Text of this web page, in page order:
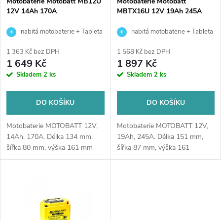
p
r
o
d
u
k
t
p
r
o
d
u
k
12V 14Ah 170A
nabitá motobaterie + Tableta
výkup staré baterie při doručení
nebo v prodejně Jinočany
1 363 Kč bez DPH
1 649 Kč
Skladem 2 ks
DO KOŠÍKU
Motobaterie MOTOBATT 12V,
14Ah, 170A. Délka 134 mm,
šířka 80 mm, výška 161 mm
(s přibaleným nástavcem 175
MBTX16U 12V 19Ah 245A
nabitá motobaterie + Tableta
výkup staré baterie při doručení
nebo v prodejně Jinočany
1 568 Kč bez DPH
1 897 Kč
Skladem 2 ks
DO KOŠÍKU
Motobaterie MOTOBATT 12V,
19Ah, 245A. Délka 151 mm,
šířka 87 mm, výška 161
mm. Bezúdržbový